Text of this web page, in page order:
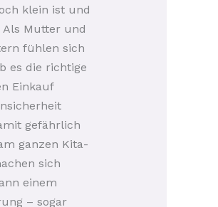
klein ist und
Mutter und
fühlen sich
es die richtige
Einkauf
gefährlich
ganzen Kita-
sich
einem
– sogar